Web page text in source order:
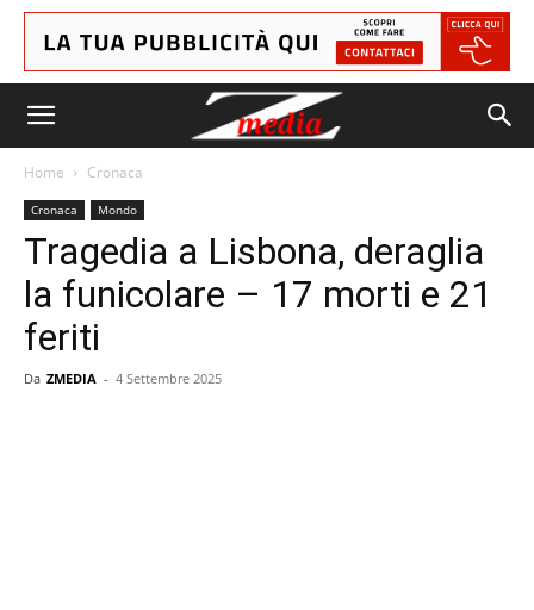
Home Cronaca
Cronaca Mondo
Tragedia a Lisbona, deraglia
la funicolare – 17 morti e 21
feriti
Da ZMEDIA - 4 Settembre 2025